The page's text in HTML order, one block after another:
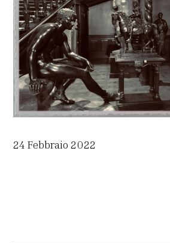
24 Febbraio 2022